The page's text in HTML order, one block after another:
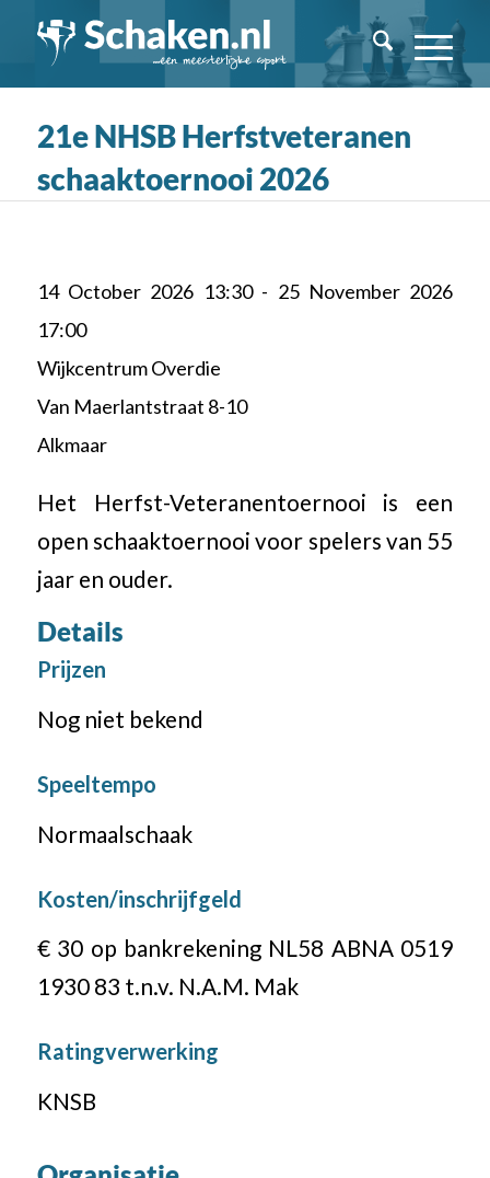
21e NHSB Herfstveteranen
schaaktoernooi 2026
14 October 2026 13:30 - 25 November 2026
17:00
Wijkcentrum Overdie
Van Maerlantstraat 8-10
Alkmaar
Het Herfst-Veteranentoernooi is een
open schaaktoernooi voor spelers van 55
jaar en ouder.
Details
Prijzen
Nog niet bekend
Speeltempo
Normaalschaak
Kosten/inschrijfgeld
€ 30 op bankrekening NL58 ABNA 0519
1930 83 t.n.v. N.A.M. Mak
Ratingverwerking
KNSB